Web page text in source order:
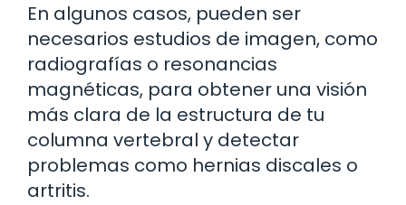
En algunos casos, pueden ser
necesarios estudios de imagen, como
radiografías o resonancias
magnéticas, para obtener una visión
más clara de la estructura de tu
columna vertebral y detectar
problemas como hernias discales o
artritis.